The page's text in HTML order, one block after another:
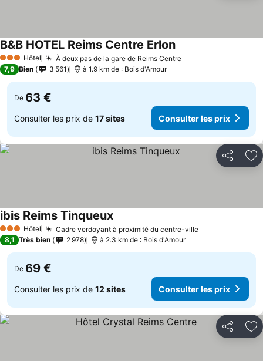
3 ÉtoilesHôtel À deux pas de la gare de Reims Centre
B&B HOTEL Reims Centre Erlon
7,9 Bien 3 561 à 1.9 km de : Bois d'Amour
De 63 €
Consulter les prix de 17 sites Consulter les prix
Partager
3 ÉtoilesHôtel Cadre verdoyant à proximité du centre-ville
ibis Reims Tinqueux
8,1 Très bien 2 978 à 2.3 km de : Bois d'Amour
De 69 €
Consulter les prix de 12 sites Consulter les prix
Partager